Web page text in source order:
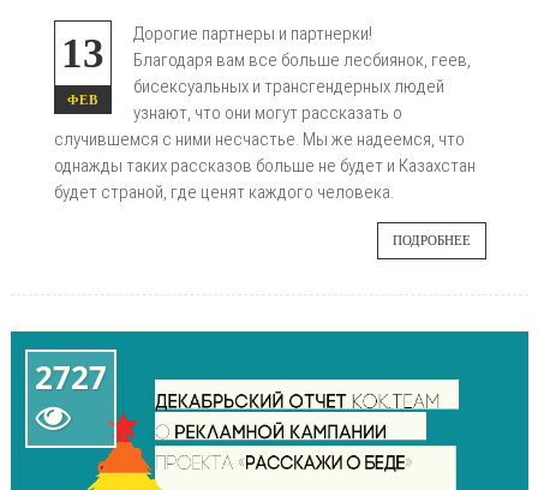
13
ФЕВ
Дорогие партнеры и партнерки!
Благодаря вам все больше лесбиянок, геев,
бисексуальных и трансгендерных людей
узнают, что они могут рассказать о
случившемся с ними несчастье. Мы же надеемся, что
однажды таких рассказов больше не будет и Казахстан
будет страной, где ценят каждого человека.
ПОДРОБНЕЕ
2727
